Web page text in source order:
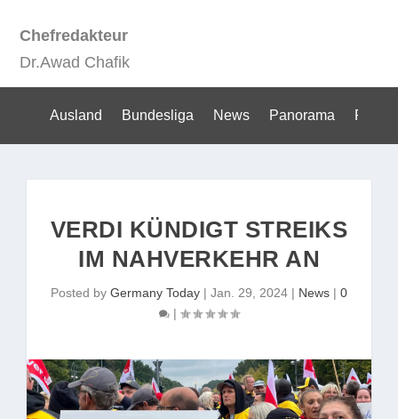
Chefredakteur
Dr.Awad Chafik
Ausland Bundesliga News Panorama Politik
VERDI KÜNDIGT STREIKS
IM NAHVERKEHR AN
Posted by Germany Today | Jan. 29, 2024 | News | 0
|